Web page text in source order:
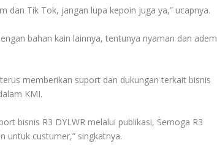
dan Tik Tok, jangan lupa kepoin juga ya,” ucapnya.
bahan kain lainnya, tentunya nyaman dan adem
memberikan suport dan dukungan terkait bisnis
KMI.
bisnis R3 DYLWR melalui publikasi, Semoga R3
untuk custumer,” singkatnya.